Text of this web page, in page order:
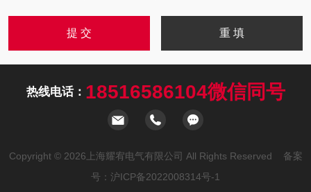
热线电话： 18516586104微信同号
Copyright © 2026上海耀宥电气有限公司 All Rights Reserved 备案
号： 沪ICP备2022008314号-1